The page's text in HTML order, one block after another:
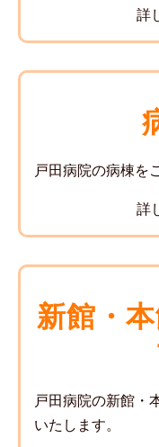
詳
戸田病院の病棟を
詳
新館・
戸田病院の新館・
いたします。